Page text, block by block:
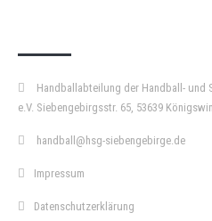
Handballabteilung der Handball- und
e.V. Siebengebirgsstr. 65, 53639
handball@hsg-siebengebirge.de
Impressum
Datenschutzerklärung